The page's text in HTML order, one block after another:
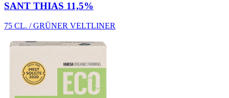
SANT THIAS 11,5%
75 CL. / GRÜNER VELTLINER